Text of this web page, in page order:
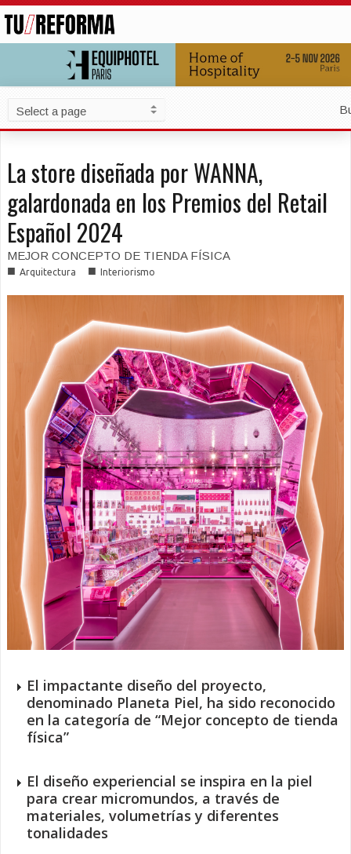
La store diseñada por WANNA,
galardonada en los Premios del Retail
Español 2024
MEJOR CONCEPTO DE TIENDA FÍSICA
■ Arquitectura ■ Interiorismo
El impactante diseño del proyecto,
denominado Planeta Piel, ha sido reconocido
en la categoría de “Mejor concepto de tienda
física”
El diseño experiencial se inspira en la piel
para crear micromundos, a través de
materiales, volumetrías y diferentes
tonalidades